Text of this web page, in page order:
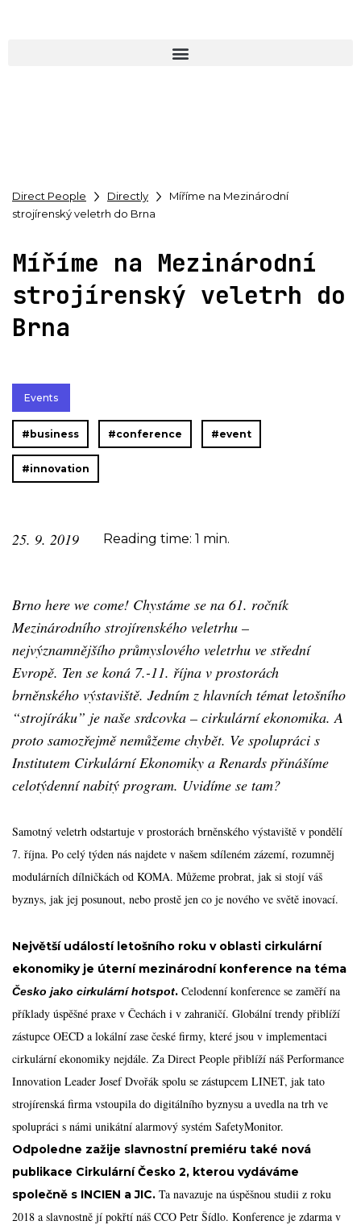
Direct People Directly
Míříme na Mezinárodní
strojírenský veletrh do Brna
Míříme na Mezinárodní
strojírenský veletrh do
Brna
Events
#business #conference #event
#innovation
25. 9. 2019 Reading time: 1 min.
Brno here we come! Chystáme se na 61. ročník
Mezinárodního strojírenského veletrhu –
nejvýznamnějšího průmyslového veletrhu ve střední
Evropě. Ten se koná 7.-11. října v prostorách
brněnského výstaviště. Jedním z hlavních témat letošního
“strojíráku” je naše srdcovka – cirkulární ekonomika. A
proto samozřejmě nemůžeme chybět. Ve spolupráci s
Institutem Cirkulární Ekonomiky a Renards přinášíme
celotýdenní nabitý program. Uvidíme se tam?
Samotný veletrh odstartuje v prostorách brněnského výstaviště v pondělí
7. října. Po celý týden nás najdete v našem sdíleném zázemí, rozumněj
modulárních dílničkách od KOMA. Můžeme probrat, jak si stojí váš
byznys, jak jej posunout, nebo prostě jen co je nového ve světě inovací.
Největší událostí letošního roku v oblasti cirkulární
ekonomiky je úterní mezinárodní konference na téma
Česko jako cirkulární hotspot. Celodenní konference se zaměří na
příklady úspěšné praxe v Čechách i v zahraničí. Globální trendy přiblíží
zástupce OECD a lokální zase české firmy, které jsou v implementaci
cirkulární ekonomiky nejdále. Za Direct People přiblíží náš Performance
Innovation Leader Josef Dvořák spolu se zástupcem LINET, jak tato
strojírenská firma vstoupila do digitálního byznysu a uvedla na trh ve
spolupráci s námi unikátní alarmový systém SafetyMonitor.
Odpoledne zažije slavnostní premiéru také nová
publikace Cirkulární Česko 2, kterou vydáváme
společně s INCIEN a JIC. Ta navazuje na úspěšnou studii z roku
2018 a slavnostně jí pokřtí náš CCO Petr Šídlo. Konference je zdarma v